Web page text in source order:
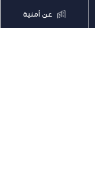
عن أمنية